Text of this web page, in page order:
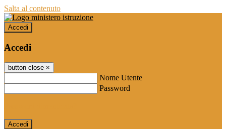
Salta al contenuto
Accedi
Accedi
button close ×
Nome Utente
Password